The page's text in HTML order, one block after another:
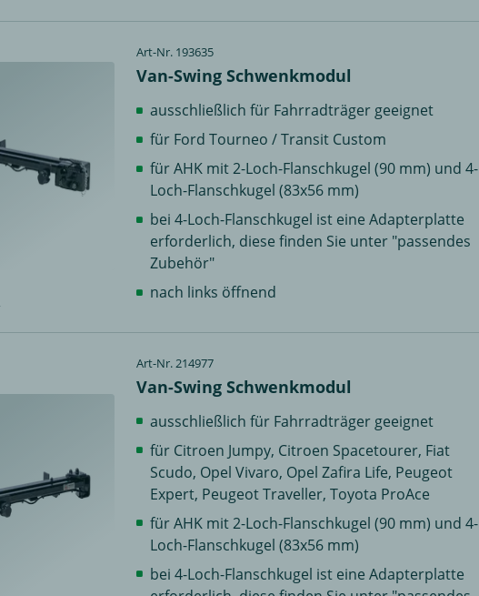
Art-Nr. 193635
Van-Swing Schwenkmodul
ausschließlich für Fahrradträger geeignet
für Ford Tourneo / Transit Custom
für AHK mit 2-Loch-Flanschkugel (90 mm) und 4-
Loch-Flanschkugel (83x56 mm)
bei 4-Loch-Flanschkugel ist eine Adapterplatte
erforderlich, diese finden Sie unter "passendes
Zubehör"
nach links öffnend
Art-Nr. 214977
Van-Swing Schwenkmodul
ausschließlich für Fahrradträger geeignet
für Citroen Jumpy, Citroen Spacetourer, Fiat
Scudo, Opel Vivaro, Opel Zafira Life, Peugeot
Expert, Peugeot Traveller, Toyota ProAce
für AHK mit 2-Loch-Flanschkugel (90 mm) und 4-
Loch-Flanschkugel (83x56 mm)
bei 4-Loch-Flanschkugel ist eine Adapterplatte